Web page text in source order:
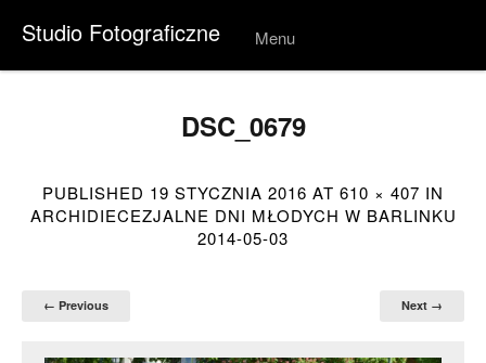
Studio Fotograficzne Menu
Skip to
DSC_0679
PUBLISHED 19 STYCZNIA 2016 AT 610 × 407 IN
ARCHIDIECEZJALNE DNI MŁODYCH W BARLINKU
2014-05-03
← Previous Next →